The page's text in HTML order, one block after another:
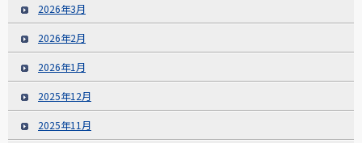
2026年3月
2026年2月
2026年1月
2025年12月
2025年11月